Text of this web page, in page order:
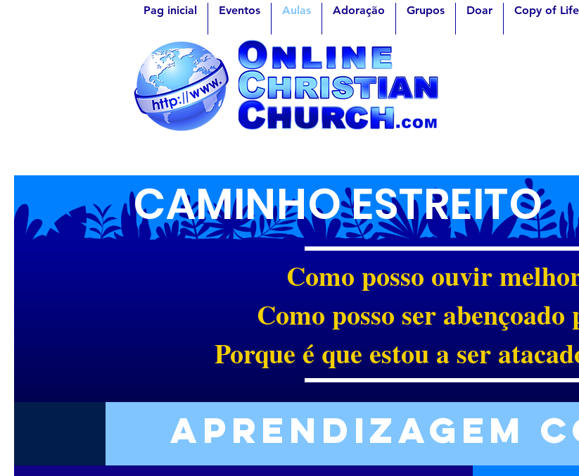
Pag inicial Eventos Aulas Adoração Grupos Doar Copy of
CAMINHO ESTREITO
Como posso ouvir
Como posso ser abençoado
Porque é que estou a ser
Aprendizagem